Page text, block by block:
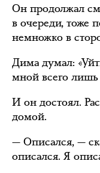
Он продолжал
в очереди, тоже
немножко в
Дима думал:
мной всего лишь
И он достоял.
домой.
— Описался, —
описался. Я